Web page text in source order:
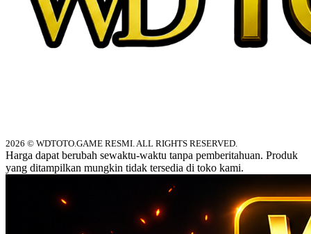
2026 © WDTOTO.GAME RESMI. ALL RIGHTS RESERVED.
Harga dapat berubah sewaktu-waktu tanpa pemberitahuan. Produk
yang ditampilkan mungkin tidak tersedia di toko kami.